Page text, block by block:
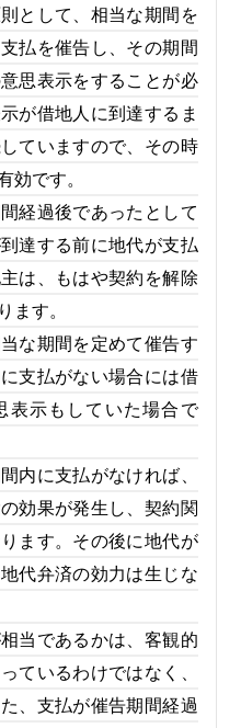
として、相当な期間を
払を催告し、その期間
思表示をすることが必
が借地人に到達するま
ていますので、その時
効です。
経過後であったとして
達する前に地代が支払
は、もはや契約を解除
ます。
な期間を定めて催告す
支払がない場合には借
表示もしていた場合で
内に支払がなければ、
効果が発生し、契約関
ます。その後に地代が
代弁済の効力は生じな
当であるかは、客観的
ているわけではなく、
、支払が催告期間経過